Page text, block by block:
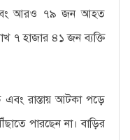
এবং আরও ৭৯ জন আহত
৭ হাজার ৪১ জন ব্যক্তি
এবং রাস্তায় আটকা পড়ে
পারছেন না। বাড়ির